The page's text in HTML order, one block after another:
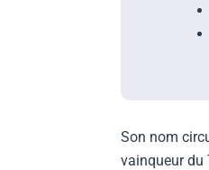
Son nom
vainqueur du